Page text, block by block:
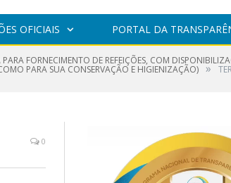
OFICIAIS PORTAL DA
FORNECIMENTO DE REFEIÇÕES, COM
PARA SUA CONSERVAÇÃO E HIGIENIZAÇÃO) »
0